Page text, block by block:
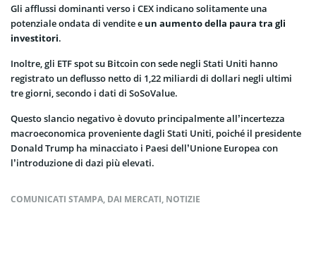
Gli afflussi dominanti verso i CEX indicano solitamente una
potenziale ondata di vendite e un aumento della paura tra gli
investitori.
Inoltre, gli ETF spot su Bitcoin con sede negli Stati Uniti hanno
registrato un deflusso netto di 1,22 miliardi di dollari negli ultimi
tre giorni, secondo i dati di SoSoValue.
Questo slancio negativo è dovuto principalmente all’incertezza
macroeconomica proveniente dagli Stati Uniti, poiché il presidente
Donald Trump ha minacciato i Paesi dell’Unione Europea con
l’introduzione di dazi più elevati.
COMUNICATI STAMPA, DAI MERCATI, NOTIZIE